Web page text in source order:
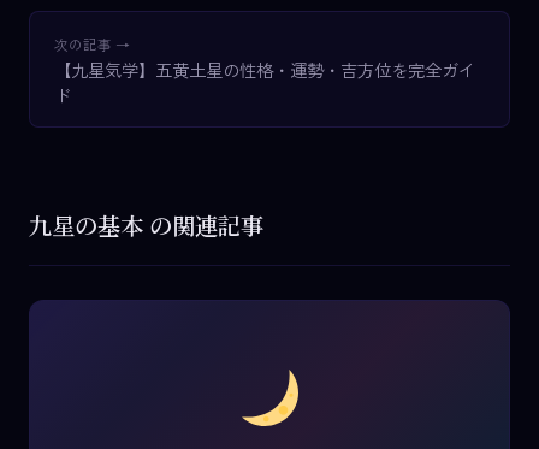
次の記事 →
【九星気学】五黄土星の性格・運勢・吉方位を完全ガイ
ド
九星の基本 の関連記事